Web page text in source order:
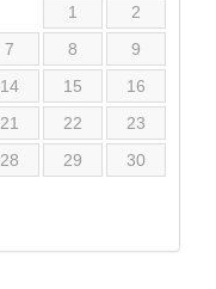
1
2
7 8
9
14 15
16
21 22
23
28 29
30